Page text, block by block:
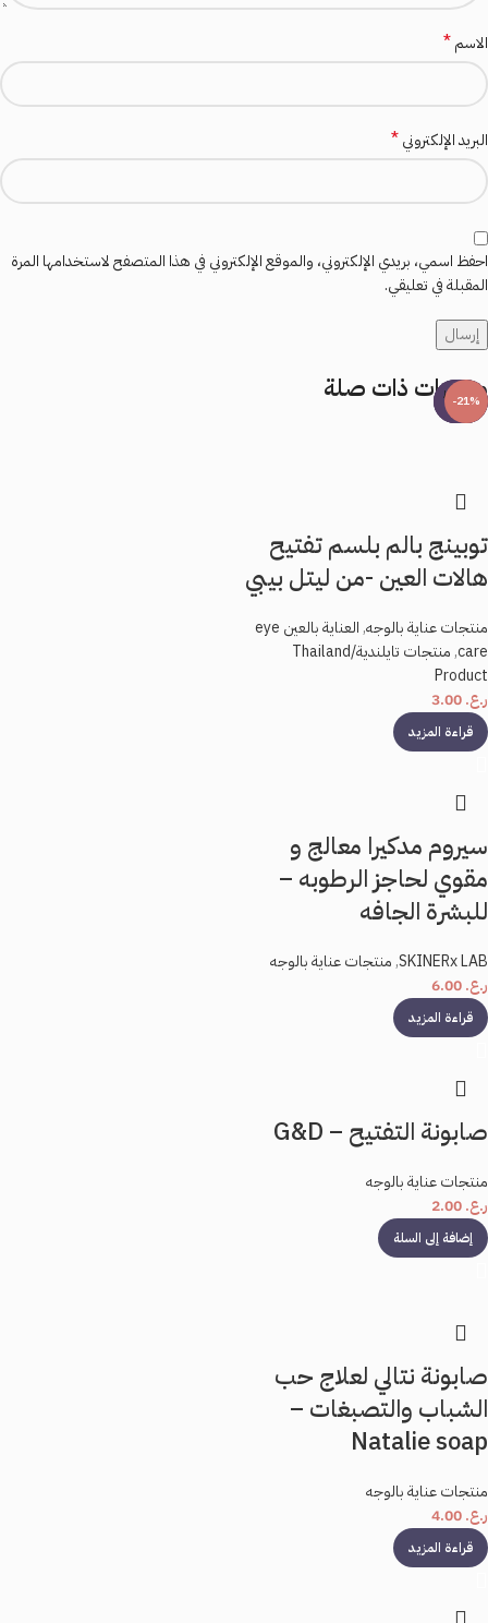
الاسم*
البريد الإلكتروني*
احفظ اسمي، بريدي الإلكتروني، والموقع الإلكتروني في هذا المتصفح لاستخدامها المرة
المقبلة في تعليقي.
منتجات ذات صلة
بيعت كل
ها
توبينج بالم بلسم تفتيح
هالات العين -من ليتل بيبي
منتجات عناية بالوجه,
العناية بالعين eye
care
,
منتجات تايلندية/Thailand
Product
ر.ع.
قراءة المزيد
بيعت كل
ها
سيروم مدكيرا معالج و
مقوي لحاجز الرطوبه –
للبشرة الجافه
SKINERx LAB
,منتجات عناية بالوجه
ر.ع.
قراءة المزيد
صابونة التفتيح – G&D
منتجات عناية بالوجه
ر.ع.
إضافة إلى السلة
بيعت كل
ها
صابونة نتالي لعلاج حب
الشباب والتصبغات –
Natalie soap
منتجات عناية بالوجه
ر.ع.
قراءة المزيد
-21%